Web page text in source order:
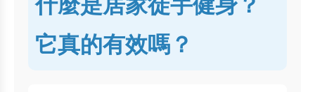
它真的有效嗎？